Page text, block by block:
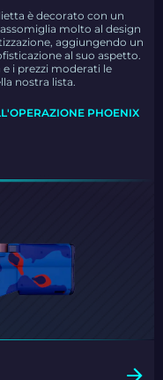
è decorato con un
molto al design
aggiungendo un
al suo aspetto.
e i prezzi moderati le
nostra lista.
PHOENIX